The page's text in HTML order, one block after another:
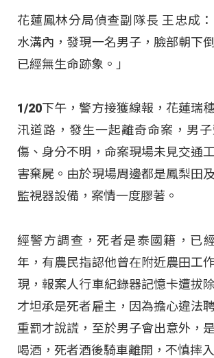
花蓮鳳林分局偵查副隊長 王忠成
水溝內，發現一名男子，臉部朝下
已經無生命跡象。」​
1/20下午，警方接獲線報，花蓮瑞
汛道路，發生一起離奇命案，男
傷、身分不明，命案現場未見交通
害棄屍。由於現場周邊都是鳳梨田
監視器設備，案情一度膠著。​
經警方調查，死者是泰國籍，已
年，有農民指認他曾在附近農田工
現，報案人行車紀錄器記憶卡遭拔
才坦承是死者雇主，因為擔心違法
重罰才說謊，至於男子會出意外，
喝酒，死者酒後騎車離開，不慎摔